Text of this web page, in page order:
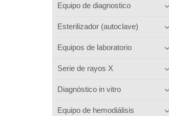
Equipo de diagnostico
Esterilizador (autoclave)
Equipos de laboratorio
Serie de rayos X
Diagnóstico in vitro
Equipo de hemodiálisis